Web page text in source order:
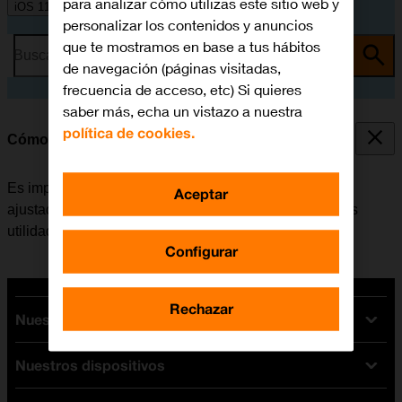
iOS 11.0
Busca por problema o tema
Cómo ajustar la fecha y la hora
Es importante que la fecha y la hora del móvil estén
ajustadas correctamente, de lo contrario algunas de las
utilidades del teléfono no funcionarán.
Nuestras tarifas
Tarifas Orange
Tarifas fibra y móvil
Nuestros dispositivos
personalizar los contenidos y anuncios
que te mostramos en base a tus hábitos
de navegación (páginas visitadas,
frecuencia de acceso, etc) Si quieres
saber más, echa un vistazo a nuestra
política de cookies.
Configurar
Rechazar
Aceptar